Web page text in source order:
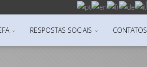
RESPOSTAS SOCIAIS CONTATOS